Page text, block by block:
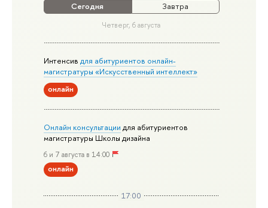
Сегодня Завтра
Четверг, 6 августа
Интенсивдля абитуриентов онлайн-
магистратуры «Искусственный интеллект»
онлайн
Онлайн консультации для абитуриентов
магистратуры Школы дизайна
6 и 7 августа в 14:00
онлайн
17:00